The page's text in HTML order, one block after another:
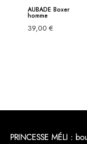
être
choisies
sur
AUBADE Boxer
homme
39,00 €
peuvent
PRINCESSE MÉLI :